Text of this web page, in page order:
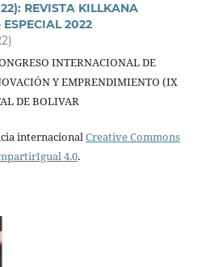
REVISTA KILLKANA
2022
INTERNACIONAL DE
Y EMPRENDIMIENTO (IX
DE BOLIVAR
internacionalCreative Commons
4.0.